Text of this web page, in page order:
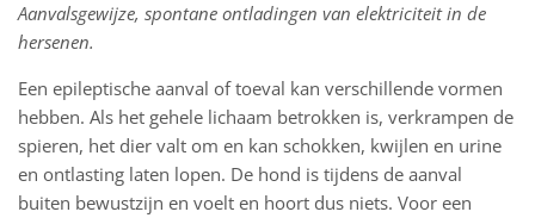
Aanvalsgewijze, spontane ontladingen van elektriciteit in de
hersenen.
Een epileptische aanval of toeval kan verschillende vormen
hebben. Als het gehele lichaam betrokken is, verkrampen de
spieren, het dier valt om en kan schokken, kwijlen en urine
en ontlasting laten lopen. De hond is tijdens de aanval
buiten bewustzijn en voelt en hoort dus niets. Voor een